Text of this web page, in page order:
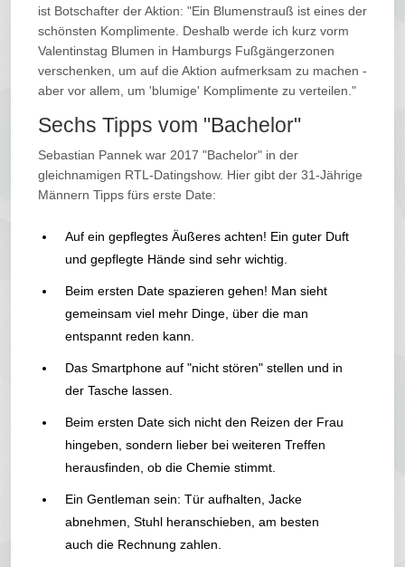
ist Botschafter der Aktion: "Ein Blumenstrauß ist eines der
schönsten Komplimente. Deshalb werde ich kurz vorm
Valentinstag Blumen in Hamburgs Fußgängerzonen
verschenken, um auf die Aktion aufmerksam zu machen -
aber vor allem, um 'blumige' Komplimente zu verteilen."
Sechs Tipps vom "Bachelor"
Sebastian Pannek war 2017 "Bachelor" in der
gleichnamigen RTL-Datingshow. Hier gibt der 31-Jährige
Männern Tipps fürs erste Date:
Auf ein gepflegtes Äußeres achten! Ein guter Duft
und gepflegte Hände sind sehr wichtig.
Beim ersten Date spazieren gehen! Man sieht
gemeinsam viel mehr Dinge, über die man
entspannt reden kann.
Das Smartphone auf "nicht stören" stellen und in
der Tasche lassen.
Beim ersten Date sich nicht den Reizen der Frau
hingeben, sondern lieber bei weiteren Treffen
herausfinden, ob die Chemie stimmt.
Ein Gentleman sein: Tür aufhalten, Jacke
abnehmen, Stuhl heranschieben, am besten
auch die Rechnung zahlen.